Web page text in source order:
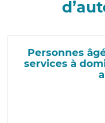
Personnes
services à